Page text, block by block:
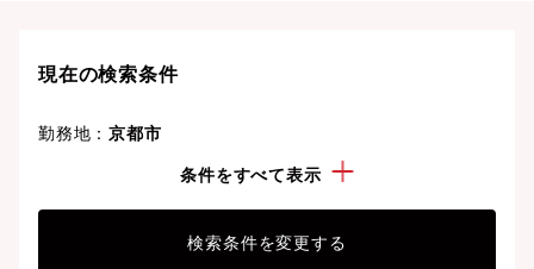
現在の検索条件
勤務地：京都市
M&A合併提携
条件をすべて表示
検索条件を変更する